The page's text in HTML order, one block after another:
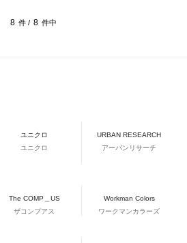
8 件 / 8 件中
ユニクロ
ユニクロ
URBAN RESEARCH
アーバンリサーチ
The COMP＿US
ザコンプアス
Workman Colors
ワークマンカラーズ